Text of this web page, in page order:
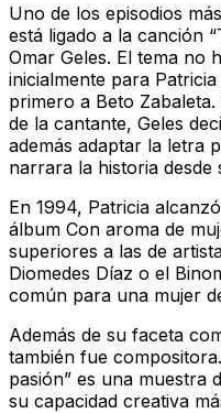
Uno de los episodios
está ligado a la canción
Omar Geles. El tema no
inicialmente para
primero a Beto
de la cantante, Geles
además adaptar la letra
narrara la historia desde
En 1994, Patricia
álbum Con aroma de
superiores a las de
Diomedes Díaz o el
común para una mujer
Además de su faceta
también fue
pasión” es una muestra
su capacidad creativa